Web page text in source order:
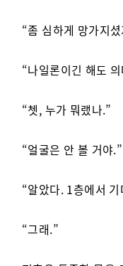
“좀 심하게 망가지
“나일론이긴 해도
“쳇, 누가 뭐랬나.”
“얼굴은 안 볼 거야.”
“알았다. 1층에서
“그래.”